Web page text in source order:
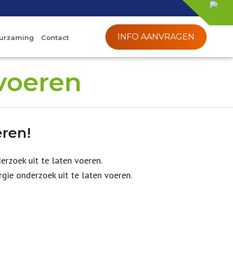
Contact INFO AANVRAGEN
uit te laten voeren.
onderzoek uit te laten voeren.